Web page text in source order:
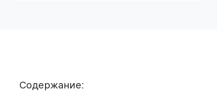
Содержание: